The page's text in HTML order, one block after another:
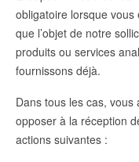
obligatoire lorsque vous
que l’objet de notre
produits ou services
fournissons déjà.
Dans tous les cas,
opposer à la réception
actions suivantes :